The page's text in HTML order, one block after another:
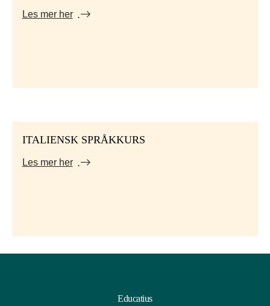
Les mer her
ITALIENSK SPRÅKKURS
Les mer her
Educatius